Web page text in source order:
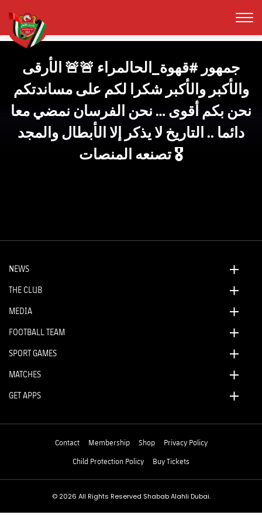
جمهور #قهوة_الحالمراء 🚨🚨 الأرقى
والأكبر والأكبر شكرا لكم على مساندتكم
نحن بكم أقوى … نحن الفرسان نمضي معا
دائما .. التاريخ لا يذكر إلا الأبطال والمجد
تصنعه المنصات 🎖️
NEWS
THE CLUB
MEDIA
FOOTBALL TEAM
SPORT GAMES
MATCHES
GET APPS
Contact Membership Shop
Privacy Policy
Child Protection Policy
Buy Tickets
© 2026 All Rights Reserved Shabab Alahli Dubai.